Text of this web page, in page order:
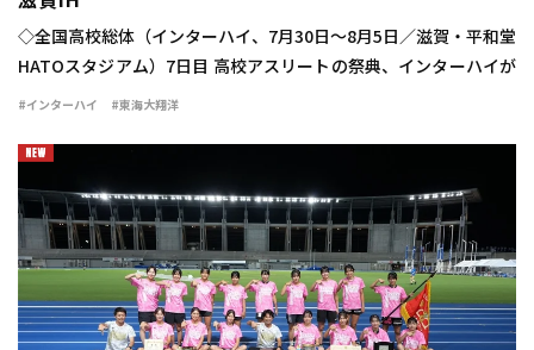
◇全国高校総体（インターハイ、7月30日～8月5日／滋賀・平和堂
HATOスタジアム）7日目 高校アスリートの祭典、インターハイが
行われ、男子4×100mリレーは東海大翔洋（静岡）が3分08秒48
#インターハイ #東海大翔洋